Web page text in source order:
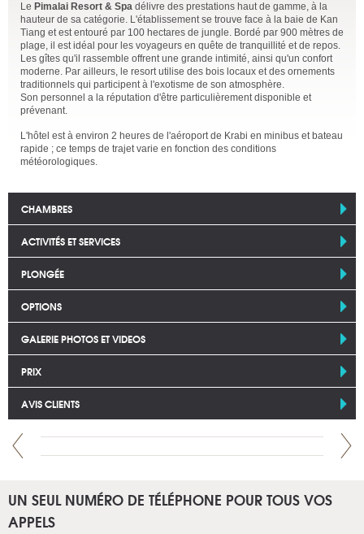
Le Pimalai Resort & Spa délivre des prestations haut de gamme, à la
hauteur de sa catégorie. L'établissement se trouve face à la baie de Kan
Tiang et est entouré par 100 hectares de jungle. Bordé par 900 mètres de
plage, il est idéal pour les voyageurs en quête de tranquillité et de repos.
Les gîtes qu'il rassemble offrent une grande intimité, ainsi qu'un confort
moderne. Par ailleurs, le resort utilise des bois locaux et des ornements
traditionnels qui participent à l'exotisme de son atmosphère.
Son personnel a la réputation d'être particulièrement disponible et
prévenant.
L'hôtel est à environ 2 heures de l'aéroport de Krabi en minibus et bateau
rapide ; ce temps de trajet varie en fonction des conditions
météorologiques.
CHAMBRES
ACTIVITÉS ET SERVICES
PLONGÉE
OPTIONS
GALERIE PHOTOS ET VIDEOS
PRIX
AVIS CLIENTS
UN SEUL NUMÉRO DE TÉLÉPHONE POUR TOUS VOS
APPELS